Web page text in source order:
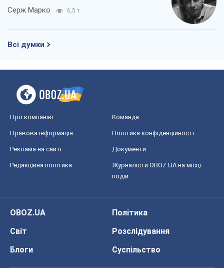
Серж Марко 6,5 т.
Всі думки
Про компанію Команда
Правова інформація Політика конфіденційності
Реклама на сайті Документи
Редакційна політика
Журналісти OBOZ.UA на місці
подій
OBOZ.UA
Політика
Світ
Розслідування
Блоги
Суспільство